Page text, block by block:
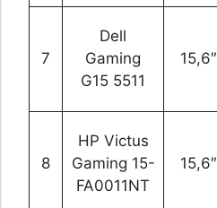
7
Dell
Gaming
G15 5511
15,6″
8
HP Victus
Gaming 15-
FA0011NT
15,6″